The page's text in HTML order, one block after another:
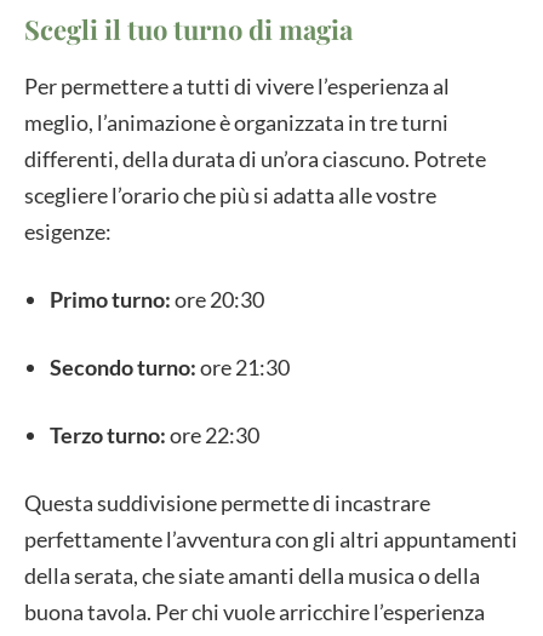
Scegli il tuo turno di magia
Per permettere a tutti di vivere l’esperienza al
meglio, l’animazione è organizzata in tre turni
differenti, della durata di un’ora ciascuno. Potrete
scegliere l’orario che più si adatta alle vostre
esigenze:
Primo turno:ore 20:30
Secondo turno:ore 21:30
Terzo turno:ore 22:30
Questa suddivisione permette di incastrare
perfettamente l’avventura con gli altri appuntamenti
della serata, che siate amanti della musica o della
buona tavola. Per chi vuole arricchire l’esperienza